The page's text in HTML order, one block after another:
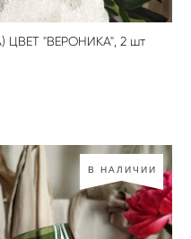
"ВЕРОНИКА", 2 шт
В НАЛИЧИИ